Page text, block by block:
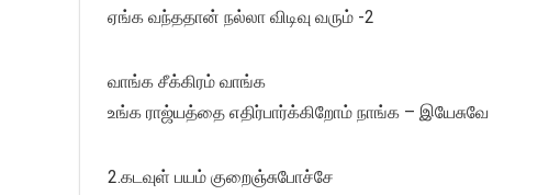
ஏங்க வந்ததான் நல்லா விடிவு வரும் -2
வாங்க சீக்கிரம் வாங்க
உங்க ராஜ்யத்தை எதிர்பார்க்கிறோம் நாங்க – இயேசுவே
2.கடவுள் பயம் குறைஞ்சுபோச்சே